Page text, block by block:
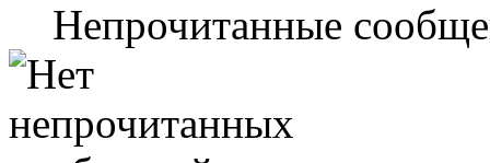
Непрочитанные